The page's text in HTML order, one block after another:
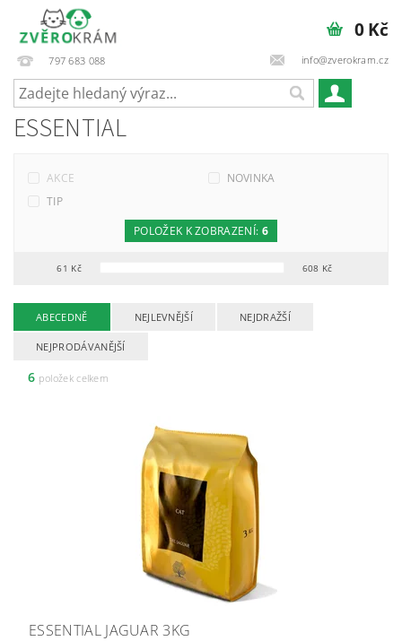
797 683 088 info@zverokram.cz
0 Kč
ESSENTIAL
AKCE
NOVINKA
TIP
61 Kč 608 Kč
POLOŽEK K ZOBRAZENÍ: 6
ABECEDNĚ NEJLEVNĚJŠÍ NEJDRAŽŠÍ
NEJPRODÁVANĚJŠÍ
6 položek celkem
ESSENTIAL JAGUAR 3KG